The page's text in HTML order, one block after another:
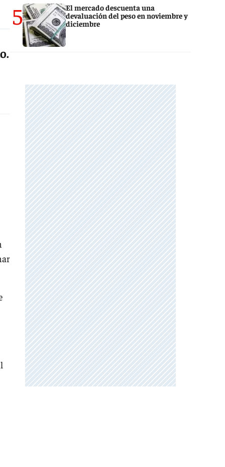
5
El mercado descuenta una
devaluación del peso en noviembre y
diciembre